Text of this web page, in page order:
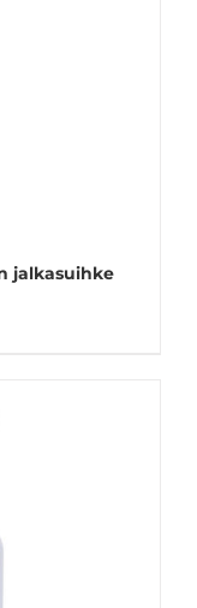
jalkasuihke